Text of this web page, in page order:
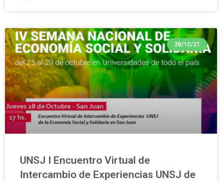
28/10/21
UNSJ I Encuentro Virtual de
Intercambio de Experiencias UNSJ de